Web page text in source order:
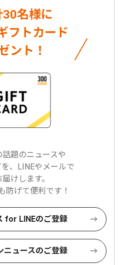
名様に
フトカード
ント！
題のニュースや
、LINEやメールで
けします。
防げて便利です！
for LINEのご登録
ニュースのご登録